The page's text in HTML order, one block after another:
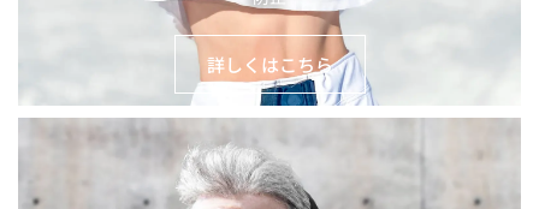
詳しくはこちら